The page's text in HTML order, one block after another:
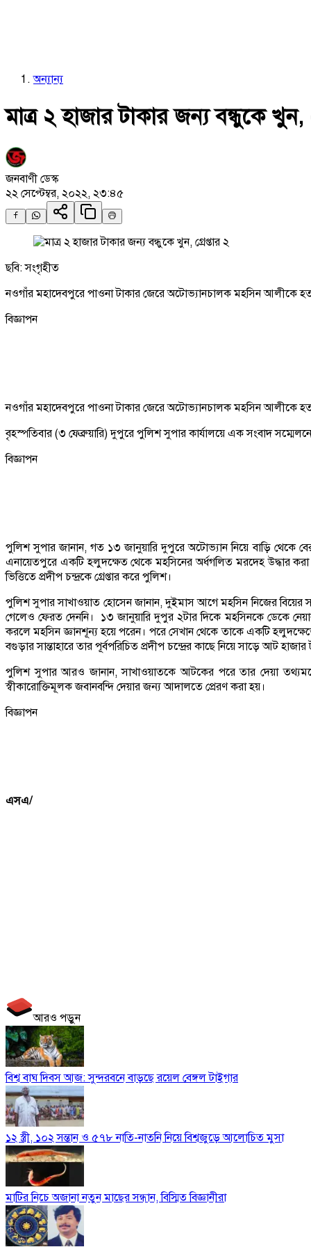
অন্যান্য
মাত্র ২ হাজার টাকার জন্য বন্ধুকে খুন,
জনবাণী ডেস্ক
২২ সেপ্টেম্বর, ২০২২, ২৩:৪৫
ছবি: সংগৃহীত
নওগাঁর মহাদেবপুরে পাওনা টাকার জেরে অটোভ্যানচালক মহসিন আলীকে
বিজ্ঞাপন
নওগাঁর মহাদেবপুরে পাওনা টাকার জেরে অটোভ্যানচালক মহসিন আলীকে
বৃহস্পতিবার (৩ ফেব্রুয়ারি) দুপুরে পুলিশ সুপার কার্যালয়ে এক সংবাদ
বিজ্ঞাপন
পুলিশ সুপার জানান, গত ১৩ জানুয়ারি দুপুরে অটোভ্যান নিয়ে বাড়ি থেকে
এনায়েতপুরে একটি হলুদক্ষেত থেকে মহসিনের অর্ধগলিত মরদেহ উদ্ধার করা
ভিত্তিতে প্রদীপ চন্দ্রকে গ্রেপ্তার করে পুলিশ।
পুলিশ সুপার সাখাওয়াত হোসেন জানান, দুইমাস আগে মহসিন নিজের বিয়ের
গেলেও ফেরত দেননি। ১৩ জানুয়ারি দুপুর ২টার দিকে মহসিনকে ডেকে
করলে মহসিন জ্ঞানশূন্য হয়ে পরেন। পরে সেখান থেকে তাকে একটি
বগুড়ার সান্তাহারে তার পূর্বপরিচিত প্রদীপ চন্দ্রের কাছে নিয়ে সাড়ে আট হাজার
পুলিশ সুপার আরও জানান, সাখাওয়াতকে আটকের পরে তার দেয়া তথ্যমতে
স্বীকারোক্তিমূলক জবানবন্দি দেয়ার জন্য আদালতে প্রেরণ করা হয়।
বিজ্ঞাপন
এসএ/
আরও পড়ুন
বিশ্ব বাঘ দিবস আজ: সুন্দরবনে বাড়ছে রয়েল বেঙ্গল টাইগার
১২ স্ত্রী, ১০২ সন্তান ও ৫৭৮ নাতি-নাতনি নিয়ে বিশ্বজুড়ে আলোচিত মুসা
মাটির নিচে অজানা নতুন মাছের সন্ধান, বিস্মিত বিজ্ঞানীরা